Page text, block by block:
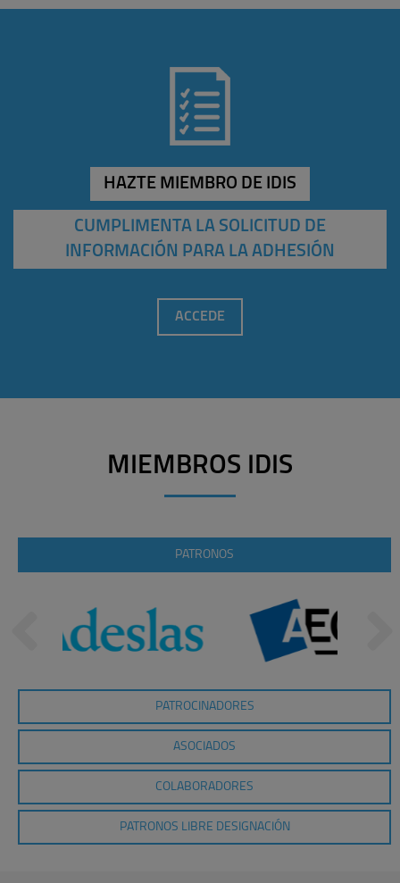
HAZTE MIEMBRO DE IDIS
CUMPLIMENTA LA SOLICITUD DE
INFORMACIÓN PARA LA ADHESIÓN
ACCEDE
MIEMBROS IDIS
PATRONOS
PATROCINADORES
ASOCIADOS
COLABORADORES
PATRONOS LIBRE DESIGNACIÓN